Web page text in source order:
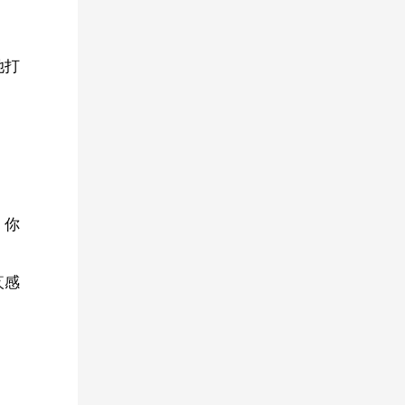
打
你
感